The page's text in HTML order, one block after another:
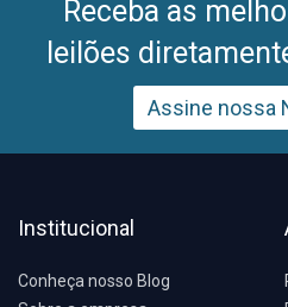
Receba as
leilões
Assine nossa
Institucional
Conheça nosso Blog